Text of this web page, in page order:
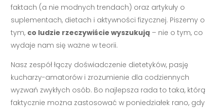
faktach (a nie modnych trendach) oraz artykuły o
suplementach, dietach i aktywności fizycznej. Piszemy o
tym, co ludzie rzeczywiście wyszukują – nie o tym, co
wydaje nam się ważne w teorii.
Nasz zespół łączy doświadczenie dietetyków, pasję
kucharzy-amatorów i zrozumienie dla codziennych
wyzwań zwykłych osób. Bo najlepsza rada to taka, którą
faktycznie można zastosować w poniedziałek rano, gdy